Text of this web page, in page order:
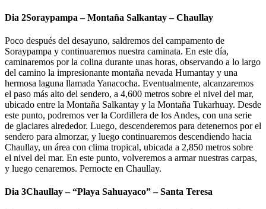
Dia 2Soraypampa – Montaña Salkantay – Chaullay
Poco después del desayuno, saldremos del campamento de
Soraypampa y continuaremos nuestra caminata. En este día,
caminaremos por la colina durante unas horas, observando a lo largo
del camino la impresionante montaña nevada Humantay y una
hermosa laguna llamada Yanacocha. Eventualmente, alcanzaremos
el paso más alto del sendero, a 4,600 metros sobre el nivel del mar,
ubicado entre la Montaña Salkantay y la Montaña Tukarhuay. Desde
este punto, podremos ver la Cordillera de los Andes, con una serie
de glaciares alrededor. Luego, descenderemos para detenernos por el
sendero para almorzar, y luego continuaremos descendiendo hacia
Chaullay, un área con clima tropical, ubicada a 2,850 metros sobre
el nivel del mar. En este punto, volveremos a armar nuestras carpas,
y luego cenaremos. Pernocte en Chaullay.
Dia 3Chaullay – “Playa Sahuayaco” – Santa Teresa